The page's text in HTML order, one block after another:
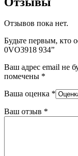
Отзывов пока нет.
Будьте первым, кто
0VO3918 934”
Ваш адрес email не
помечены *
Ваша оценка *
Ваш отзыв *